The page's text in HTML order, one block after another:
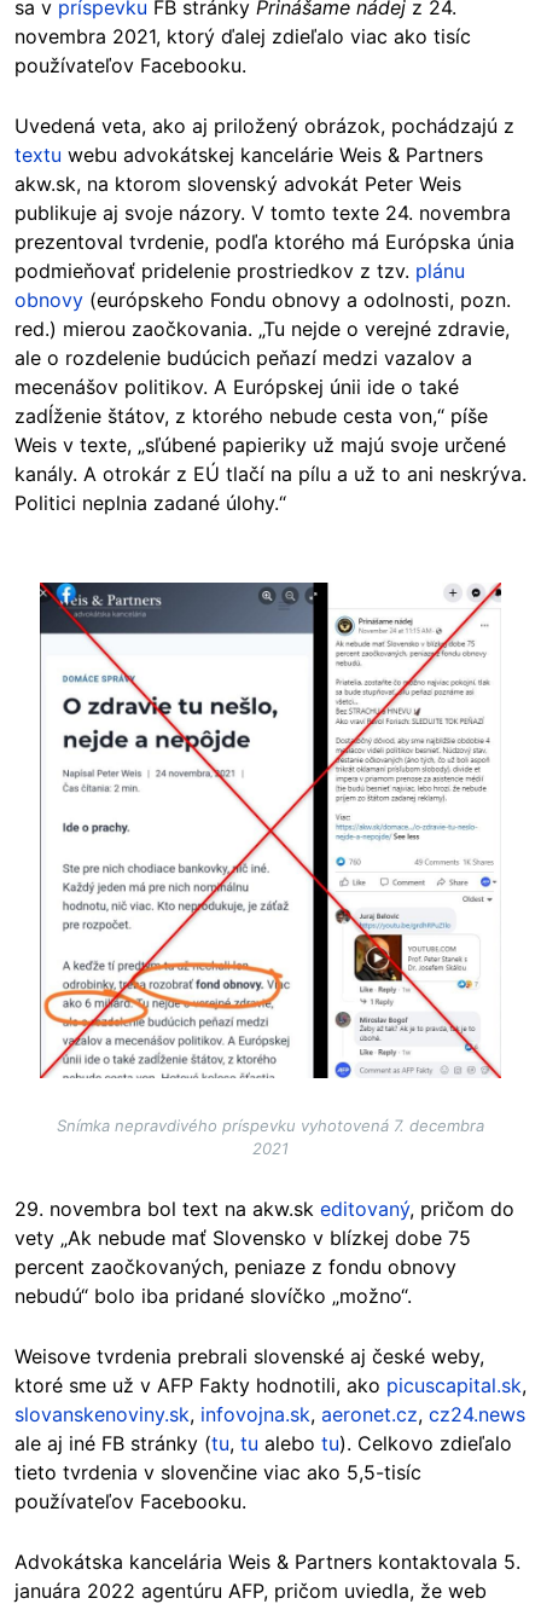
sa v príspevku FB stránky Prinášame nádej z 24.
novembra 2021, ktorý ďalej zdieľalo viac ako tisíc
používateľov Facebooku.
Uvedená veta, ako aj priložený obrázok, pochádzajú z
textu webu advokátskej kancelárie Weis & Partners
akw.sk, na ktorom slovenský advokát Peter Weis
publikuje aj svoje názory. V tomto texte 24. novembra
prezentoval tvrdenie, podľa ktorého má Európska únia
podmieňovať pridelenie prostriedkov z tzv. plánu
obnovy (európskeho Fondu obnovy a odolnosti, pozn.
red.) mierou zaočkovania. „Tu nejde o verejné zdravie,
ale o rozdelenie budúcich peňazí medzi vazalov a
mecenášov politikov. A Európskej únii ide o také
zadĺženie štátov, z ktorého nebude cesta von,“ píše
Weis v texte, „sľúbené papieriky už majú svoje určené
kanály. A otrokár z EÚ tlačí na pílu a už to ani neskrýva.
Politici neplnia zadané úlohy.“
Image
Snímka nepravdivého príspevku vyhotovená 7. decembra
2021
29. novembra bol text na akw.sk editovaný, pričom do
vety „Ak nebude mať Slovensko v blízkej dobe 75
percent zaočkovaných, peniaze z fondu obnovy
nebudú“ bolo iba pridané slovíčko „možno“.
Weisove tvrdenia prebrali slovenské aj české weby,
ktoré sme už v AFP Fakty hodnotili, ako picuscapital.sk,
slovanskenoviny.sk, infovojna.sk, aeronet.cz, cz24.news
ale aj iné FB stránky (tu, tu alebo tu). Celkovo zdieľalo
tieto tvrdenia v slovenčine viac ako 5,5-tisíc
používateľov Facebooku.
Advokátska kancelária Weis & Partners kontaktovala 5.
januára 2022 agentúru AFP, pričom uviedla, že web